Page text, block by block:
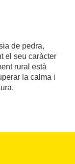
de pedra,
el seu caràcter
rural està
la calma i